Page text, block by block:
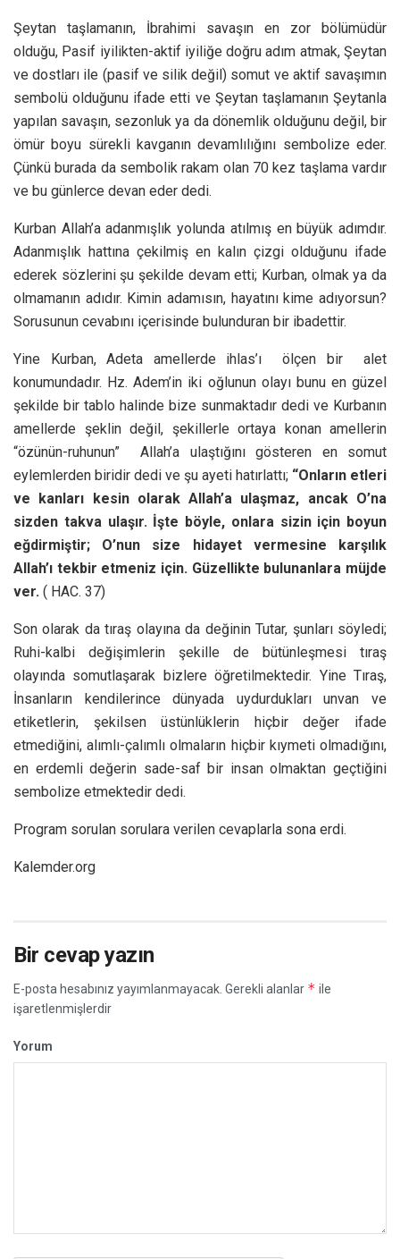
Şeytan taşlamanın, İbrahimi savaşın en zor bölümüdür
olduğu, Pasif iyilikten-aktif iyiliğe doğru adım atmak, Şeytan
ve dostları ile (pasif ve silik değil) somut ve aktif savaşımın
sembolü olduğunu ifade etti ve Şeytan taşlamanın Şeytanla
yapılan savaşın, sezonluk ya da dönemlik olduğunu değil, bir
ömür boyu sürekli kavganın devamlılığını sembolize eder.
Çünkü burada da sembolik rakam olan 70 kez taşlama vardır
ve bu günlerce devan eder dedi.
Kurban Allah’a adanmışlık yolunda atılmış en büyük adımdır.
Adanmışlık hattına çekilmiş en kalın çizgi olduğunu ifade
ederek sözlerini şu şekilde devam etti; Kurban, olmak ya da
olmamanın adıdır. Kimin adamısın, hayatını kime adıyorsun?
Sorusunun cevabını içerisinde bulunduran bir ibadettir.
Yine Kurban, Adeta amellerde ihlas’ı ölçen bir alet
konumundadır. Hz. Adem’in iki oğlunun olayı bunu en güzel
şekilde bir tablo halinde bize sunmaktadır dedi ve Kurbanın
amellerde şeklin değil, şekillerle ortaya konan amellerin
“özünün-ruhunun” Allah’a ulaştığını gösteren en somut
eylemlerden biridir dedi ve şu ayeti hatırlattı; “Onların etleri
ve kanları kesin olarak Allah’a ulaşmaz, ancak O’na
sizden takva ulaşır. İşte böyle, onlara sizin için boyun
eğdirmiştir; O’nun size hidayet vermesine karşılık
Allah’ı tekbir etmeniz için. Güzellikte bulunanlara müjde
ver. ( HAC. 37)
Son olarak da tıraş olayına da değinin Tutar, şunları söyledi;
Ruhi-kalbi değişimlerin şekille de bütünleşmesi tıraş
olayında somutlaşarak bizlere öğretilmektedir. Yine Tıraş,
İnsanların kendilerince dünyada uydurdukları unvan ve
etiketlerin, şekilsen üstünlüklerin hiçbir değer ifade
etmediğini, alımlı-çalımlı olmaların hiçbir kıymeti olmadığını,
en erdemli değerin sade-saf bir insan olmaktan geçtiğini
sembolize etmektedir dedi.
Program sorulan sorulara verilen cevaplarla sona erdi.
Kalemder.org
Bir cevap yazın
E-posta hesabınız yayımlanmayacak. Gerekli alanlar * ile
işaretlenmişlerdir
Yorum